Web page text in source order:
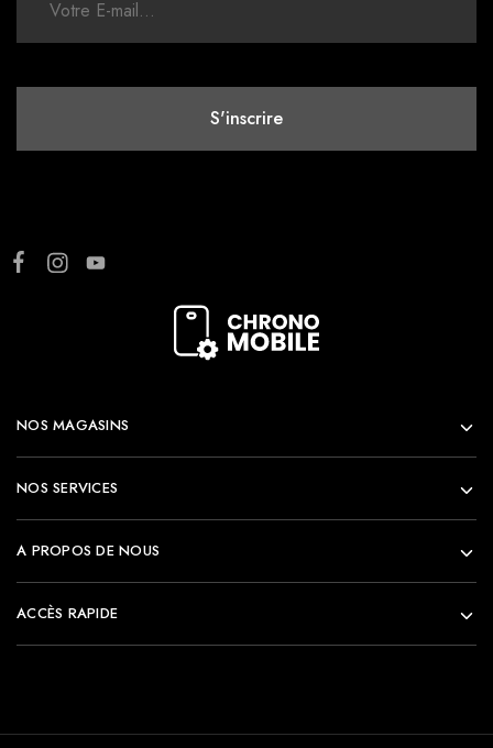
NOS MAGASINS
NOS SERVICES
A PROPOS DE NOUS
ACCÈS RAPIDE